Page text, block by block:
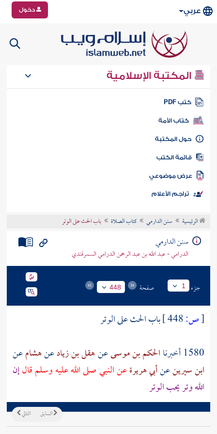
عربي دخول
المكتبة الإسلامية
كتب PDF
كتاب الأمة
المكتبة
الكتب
موضوعي
تراجم الأعلام
الرئيسية سنن الدارمي كتاب الصلاة باب الحث على الوتر
سنن الدارمي
الدرامي - عبد الله بن عبد الرحمن الدرامي السمرقندي
جزء 1 صفحة 448
[ص:
باب الحث على الوتر
1580 أخبرنا
الحكم بن موسىعنهقل بن زيادعنهشامعن
ابن سيرينعنأبي هريرةعن النبي صلى الله عليه وسلم قالإن
الله وتر يحب الوتر
التالي السابق